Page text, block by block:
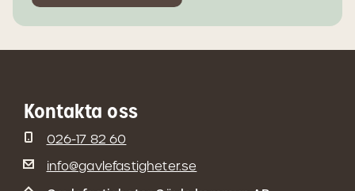
Kontakta oss
026-17 82 60
info@gavlefastigheter.se